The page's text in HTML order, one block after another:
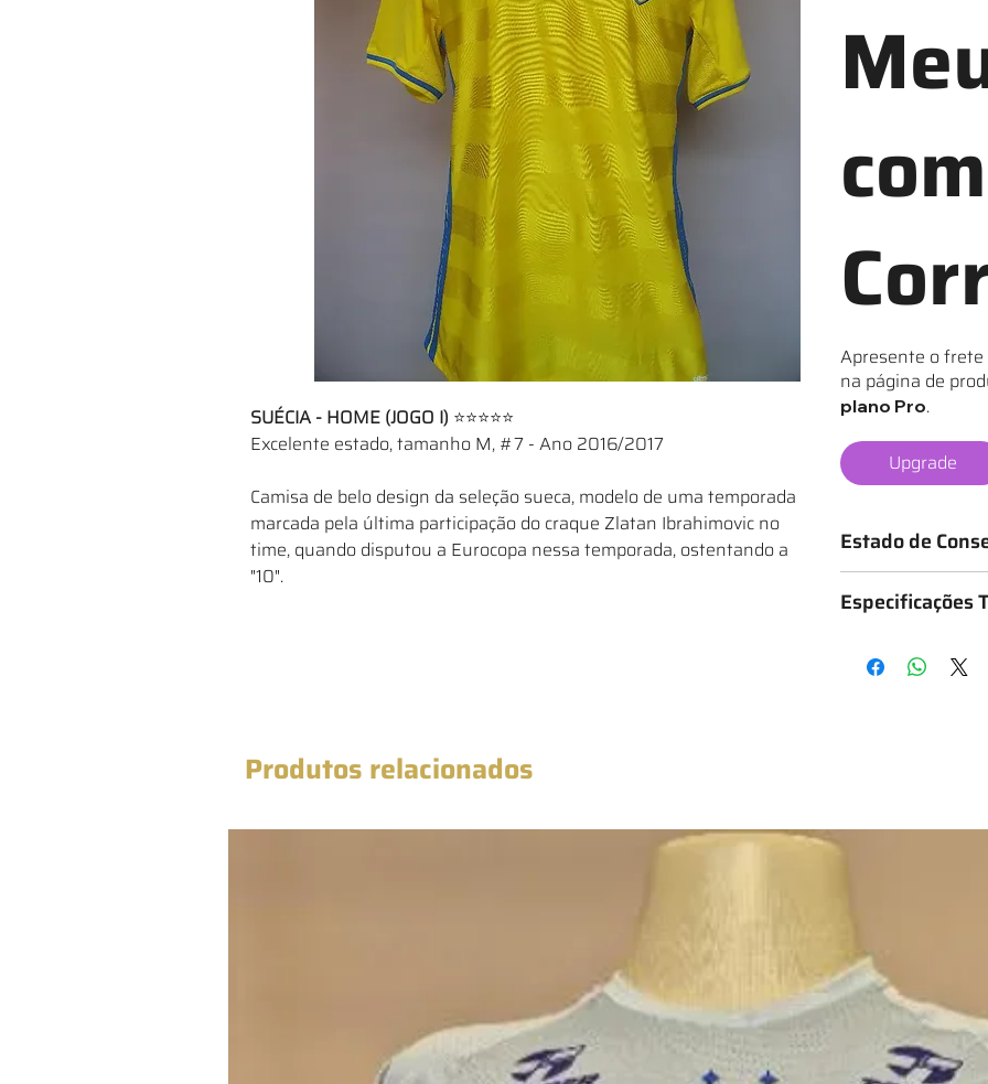
SUÉCIA - HOME (JOGO I) ⭐⭐⭐⭐⭐
Excelente estado, tamanho M, #7 - Ano 2016/2017
Camisa de belo design da seleção sueca, modelo de uma temporada
marcada pela última participação do craque Zlatan Ibrahimovic no
time, quando disputou a Eurocopa nessa temporada, ostentando a
"10".
Upgrade
Apresente o frete
na página de
plano Pro.
Estado de
o estado da camisa,
★★ - Desgastado
★★★ - Bom
Especificações
Produtos relacionados